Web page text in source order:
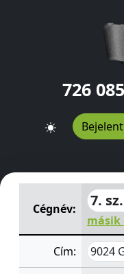
726 085
7. sz.
Cégnév:
7.
másik
Cím: 9024